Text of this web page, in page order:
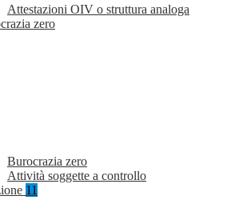
Attestazioni OIV o struttura analoga
zero
Burocrazia zero
Attività soggette a controllo
11